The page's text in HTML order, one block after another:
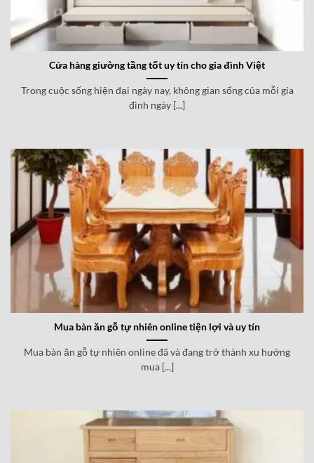
Cửa hàng giường tầng tốt uy tín cho gia đình Việt
Trong cuộc sống hiện đại ngày nay, không gian sống của mỗi gia
đình ngày [...]
Mua bàn ăn gỗ tự nhiên online tiện lợi và uy tín
Mua bàn ăn gỗ tự nhiên online đã và đang trở thành xu hướng
mua [...]